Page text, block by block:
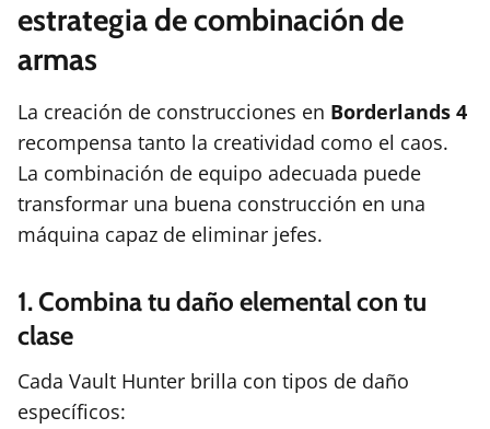
estrategia de combinación de
armas
La creación de construcciones en Borderlands 4
recompensa tanto la creatividad como el caos.
La combinación de equipo adecuada puede
transformar una buena construcción en una
máquina capaz de eliminar jefes.
1. Combina tu daño elemental con tu
clase
Cada Vault Hunter brilla con tipos de daño
específicos: